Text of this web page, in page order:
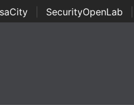
SecurityOpenLab
Awards